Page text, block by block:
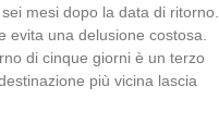
mesi dopo la data di ritorno.
evita una delusione costosa.
di cinque giorni è un terzo
più vicina lascia